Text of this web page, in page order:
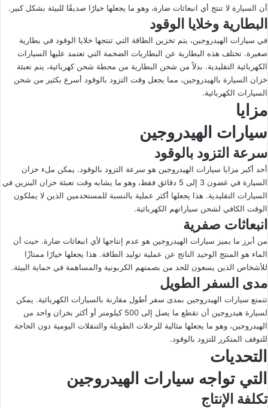
أن السيارة لا تنتج أي انبعاثات ضارة، وهو ما يجعلها خيارًا صديقًا للبيئة بشكل كبير.
البطارية وخلايا الوقود
في سيارات الهيدروجين، يتم تخزين الطاقة التي تنتجها خلايا الوقود في بطارية
صغيرة. تختلف هذه البطارية عن البطاريات الضخمة التي تعتمد عليها السيارات
الكهربائية التقليدية. بدلاً من شحن البطارية من محطة شحن كهربائية، يتم تعبئة
خزان السيارة بالهيدروجين، مما يجعل وقت التزود بالوقود أسرع بكثير من شحن
السيارات الكهربائية.
مزايا
سيارات الهيدروجين
سرعة التزود بالوقود
أحد أكبر مزايا سيارات الهيدروجين هو سرعة التزود بالوقود. يمكن ملء خزان
السيارة في غضون 3 إلى 5 دقائق فقط، وهو ما يشابه وقت تعبئة خزان البنزين في
السيارات التقليدية. هذا يجعلها أكثر عملية بالنسبة للمستخدمين الذين لا يملكون
الوقت الكافي لشحن سياراتهم الكهربائية.
انبعاثات صفرية
من أبرز ما يميز سيارات الهيدروجين هو عدم إنتاجها لأي انبعاثات ضارة. حيث أن
الماء هو المنتج الوحيد الناتج عن عملية توليد الطاقة. هذا يجعلها خيارًا ممتازًا
للأشخاص الذين يسعون للحد من بصمتهم الكربونية والمساهمة في حماية البيئة.
مدى السفر الطويل
تتمتع سيارات الهيدروجين بمدى سفر أطول مقارنة بالسيارات الكهربائية. يمكن
لسيارة هيدروجين أن تقطع ما يصل إلى 500 كيلومتر أو أكثر بخزان واحد من
الهيدروجين، وهو ما يجعلها مثالية للرحلات الطويلة والتنقلات اليومية دون الحاجة
للتوقف المتكرر للتزود بالوقود.
التحديات
التي تواجه سيارات الهيدروجين
تكلفة الإنتاج